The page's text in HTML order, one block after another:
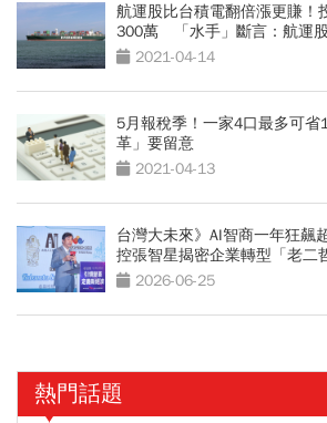
航運股比台積電翻倍漲更賺！
300萬 「水手」斷言：航運
「這數字」
2021-04-14
5月報稅季！一家4口最多可
革」要留意
2021-04-13
台灣大未來》AI智商一年狂飆
控張智星揭密企業轉型「老二
下去玩AI
2026-06-25
熱門話題